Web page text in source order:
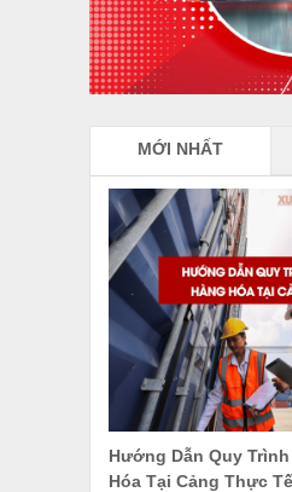
MỚI NHẤT
Hướng Dẫn Quy Trình
Hóa Tại Cảng Thực Tế